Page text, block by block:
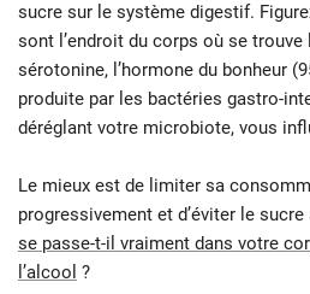
sucre sur le système digestif.
sont l’endroit du corps où se
sérotonine, l’hormone du bonheur
produite par les bactéries gastro-
déréglant votre microbiote, vous
Le mieux est de limiter sa
progressivement et d’éviter le
se passe-t-il vraiment dans votre
l’alcool ?